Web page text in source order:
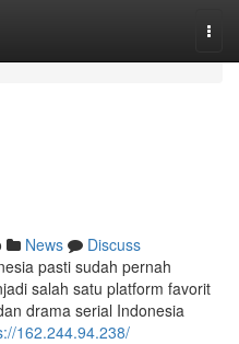
News
Discuss
pasti sudah pernah
salah satu platform favorit
drama serial Indonesia
162.244.94.238/